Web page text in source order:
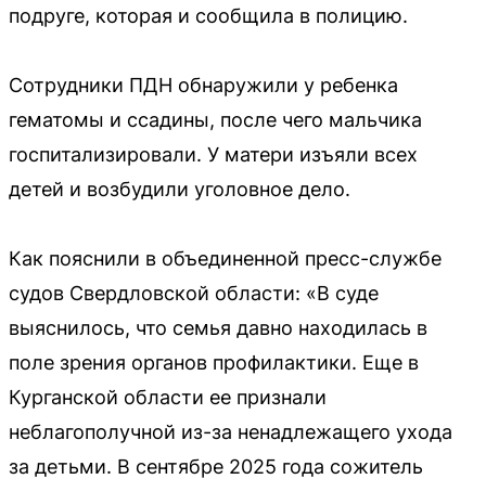
подруге, которая и сообщила в полицию.
Сотрудники ПДН обнаружили у ребенка
гематомы и ссадины, после чего мальчика
госпитализировали. У матери изъяли всех
детей и возбудили уголовное дело.
Как пояснили в объединенной пресс-службе
судов Свердловской области: «В суде
выяснилось, что семья давно находилась в
поле зрения органов профилактики. Еще в
Курганской области ее признали
неблагополучной из-за ненадлежащего ухода
за детьми. В сентябре 2025 года сожитель